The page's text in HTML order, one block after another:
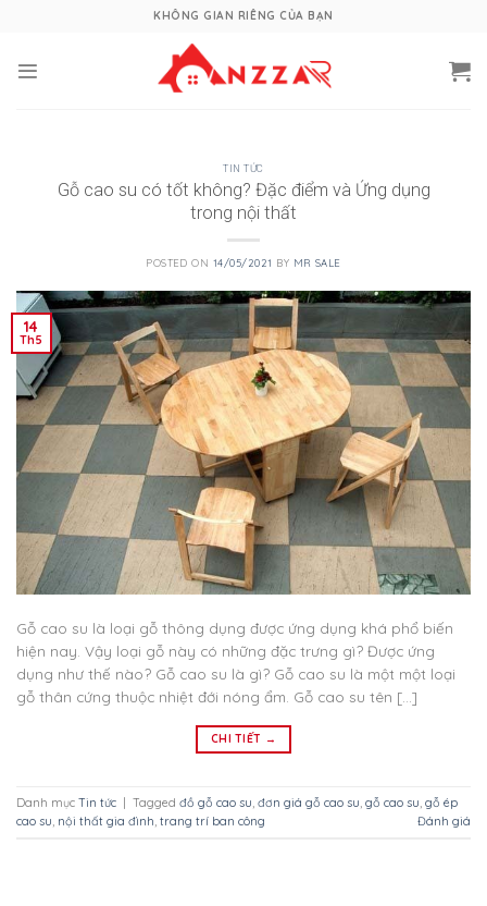
KHÔNG GIAN RIÊNG CỦA BẠN
TIN TỨC
Gỗ cao su có tốt không? Đặc điểm và Ứng dụng
trong nội thất
POSTED ON 14/05/2021 BY MR SALE
14
Th5
Gỗ cao su là loại gỗ thông dụng được ứng dụng khá phổ biến
hiện nay. Vậy loại gỗ này có những đặc trưng gì? Được ứng
dụng như thế nào? Gỗ cao su là gì? Gỗ cao su là một một loại
gỗ thân cứng thuộc nhiệt đới nóng ẩm. Gỗ cao su tên […]
CHI TIẾT →
Danh mục Tin tức | Tagged đồ gỗ cao su đơn giá gỗ cao su gỗ cao su gỗ ép
cao su nội thất gia đình trang trí ban công Đánh giá